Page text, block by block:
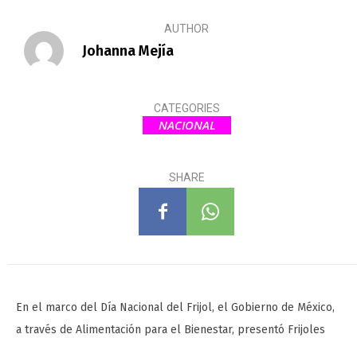
AUTHOR
Johanna Mejía
CATEGORIES
NACIONAL
SHARE
En el marco del Día Nacional del Frijol, el Gobierno de México,
a través de Alimentación para el Bienestar, presentó Frijoles